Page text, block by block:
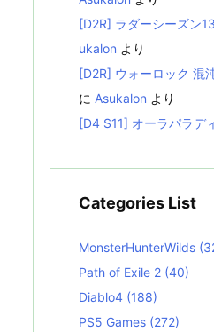
[D2R] ラダーシーズン
ukalon より
[D2R] ウォーロック 混
に Asukalon より
[D4 S11] オーラパラデ
Categories List
MonsterHunterWilds
Path of Exile 2 (40)
Diablo4 (188)
PS5 Games (272)